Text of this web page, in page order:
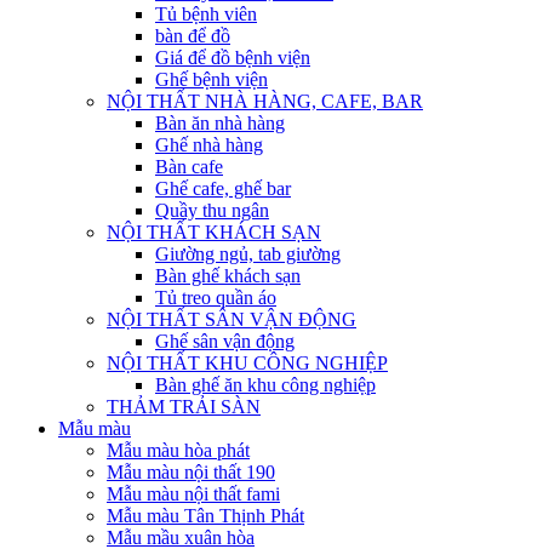
Tủ bệnh viên
bàn để đồ
Giá để đồ bệnh viện
Ghế bệnh viện
NỘI THẤT NHÀ HÀNG, CAFE, BAR
Bàn ăn nhà hàng
Ghế nhà hàng
Bàn cafe
Ghế cafe, ghế bar
Quầy thu ngân
NỘI THẤT KHÁCH SẠN
Giường ngủ, tab giường
Bàn ghế khách sạn
Tủ treo quần áo
NỘI THẤT SÂN VẬN ĐỘNG
Ghế sân vận động
NỘI THẤT KHU CÔNG NGHIỆP
Bàn ghế ăn khu công nghiệp
THẢM TRẢI SÀN
Mẫu màu
Mẫu màu hòa phát
Mẫu màu nội thất 190
Mẫu màu nội thất fami
Mẫu màu Tân Thịnh Phát
Mẫu mầu xuân hòa